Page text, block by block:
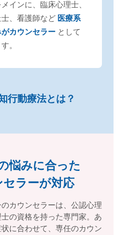
インに、臨床心理士、
、看護師など 医療系
カウンセラー として
。
行動療法とは？
悩みに合った
セラーが対応
カウンセラーは、公認心理
の資格を持った専門家。 あ
に合わせて、専任のカウン